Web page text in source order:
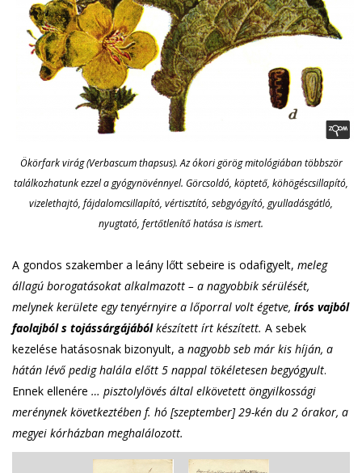
Ökörfark virág (Verbascum thapsus). Az ókori görög mitológiában többször
találkozhatunk ezzel a gyógynövénnyel. Görcsoldó, köptető, köhögéscsillapító,
vizelethajtó, fájdalomcsillapító, vértisztító, sebgyógyító, gyulladásgátló,
nyugtató, fertőtlenítő hatása is ismert.
A gondos szakember a leány lőtt sebeire is odafigyelt, meleg
állagú borogatásokat alkalmazott – a nagyobbik sérülését,
melynek kerülete egy tenyérnyire a lőporral volt égetve, írós vajból
faolajból s tojássárgájábólkészített írt készített. A sebek
kezelése hatásosnak bizonyult, a nagyobb seb már kis híján, a
hátán lévő pedig halála előtt 5 nappal tökéletesen begyógyult.
Ennek ellenére … pisztolylövés által elkövetett öngyilkossági
merénynek következtében f. hó [szeptember] 29-kén du 2 órakor, a
megyei kórházban meghalálozott.